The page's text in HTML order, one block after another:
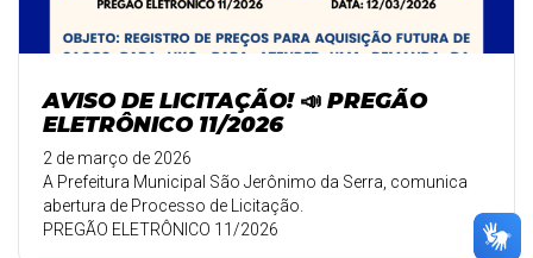
AVISO DE LICITAÇÃO! 📣 PREGÃO
ELETRÔNICO 11/2026
2 de março de 2026
A Prefeitura Municipal São Jerônimo da Serra, comunica
abertura de Processo de Licitação.
PREGÃO ELETRÔNICO 11/2026